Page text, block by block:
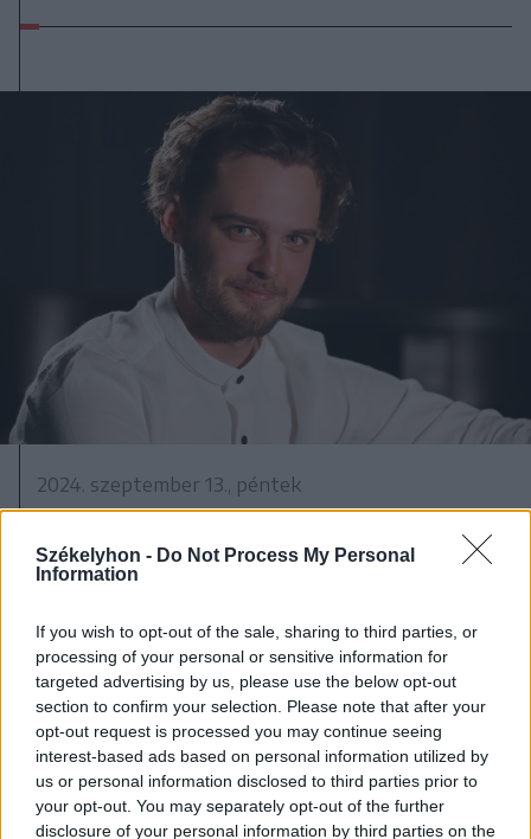
Székelyhon - Do Not Process My Personal
Information
If you wish to opt-out of the sale, sharing to third parties, or
processing of your personal or sensitive information for
targeted advertising by us, please use the below opt-out
section to confirm your selection. Please note that after your
opt-out request is processed you may continue seeing
interest-based ads based on personal information utilized by
us or personal information disclosed to third parties prior to
your opt-out. You may separately opt-out of the further
disclosure of your personal information by third parties on the
2024. szeptember 13., péntek
megtanulhattam, mit jelent a
szakmai alázat